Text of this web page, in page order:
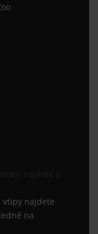
vtipy najdete
na